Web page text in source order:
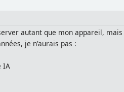
autant que mon appareil,
je n'aurais pas :
IA